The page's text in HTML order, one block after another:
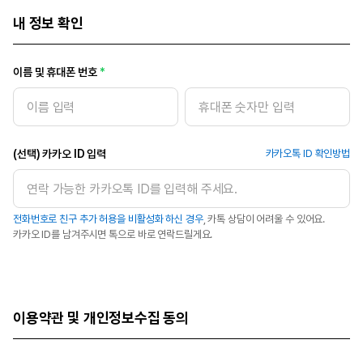
내 정보 확인
이름 및 휴대폰 번호
(선택) 카카오 ID 입력 카카오톡 ID 확인방법
전화번호로 친구 추가 허용을 비활성화 하신 경우, 카톡 상담이 어려울 수 있어요.
카카오 ID를 남겨주시면 톡으로 바로 연락드릴게요.
이용약관 및 개인정보수집 동의